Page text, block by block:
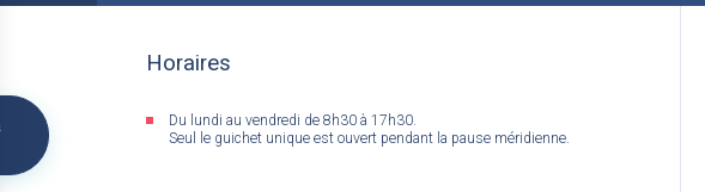
Horaires
Du lundi au vendredi de 8h30 à 17h30.
Seul le guichet unique est ouvert pendant la pause méridienne.